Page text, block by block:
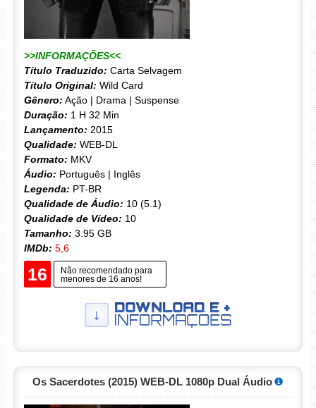
>>INFORMAÇÕES<<
Título Traduzido: Carta Selvagem
Título Original: Wild Card
Gênero: Ação | Drama | Suspense
Duração: 1 H 32 Min
Lançamento: 2015
Qualidade: WEB-DL
Formato: MKV
Áudio: Português | Inglês
Legenda: PT-BR
Qualidade de Áudio: 10 (5.1)
Qualidade de Vídeo: 10
Tamanho: 3.95 GB
IMDb: 5,6
16
Não recomendado para
menores de 16 anos!
Os Sacerdotes (2015) WEB-DL 1080p Dual Áudio